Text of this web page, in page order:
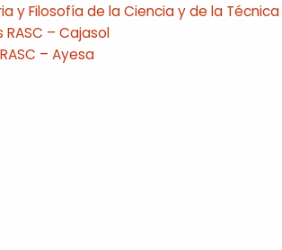
y Filosofía de la Ciencia y de la Técnica
RASC – Cajasol
– Ayesa